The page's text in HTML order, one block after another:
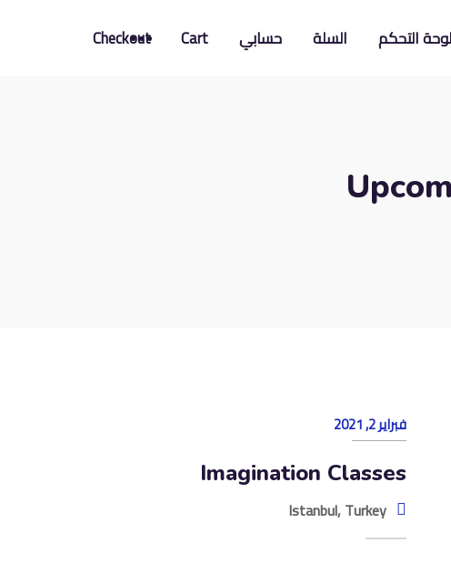
لوحة التحكم السلة حسابي Cart
Checkout
فبراير 2, 2021
Imagination Classes
Istanbul, Turkey